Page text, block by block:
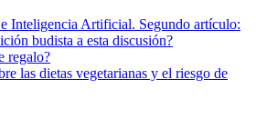
Inteligencia Artificial. Segundo artículo:
budista a esta discusión?
regalo?
las dietas vegetarianas y el riesgo de